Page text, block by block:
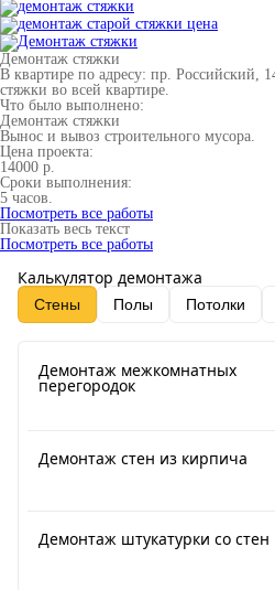
Демонтаж стяжки
В квартире по адресу: пр. Российский,
стяжки во всей квартире.
Что было выполнено:
Демонтаж стяжки
Вынос и вывоз строительного мусора.
Цена проекта:
14000 р.
Сроки выполнения:
5 часов.
Посмотреть все работы
Показать весь текст
Посмотреть все работы
Калькулятор демонтажа
Стены Полы Потолки
Демонтаж межкомнатных
перегородок
Демонтаж стен из кирпича
Демонтаж штукатурки со стен